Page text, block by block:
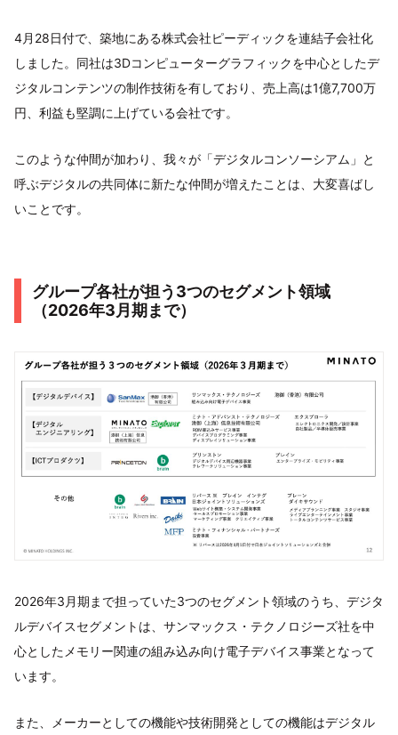
4月28日付で、築地にある株式会社ピーディックを連結子会社化
しました。同社は3Dコンピューターグラフィックを中心としたデ
ジタルコンテンツの制作技術を有しており、売上高は1億7,700万
円、利益も堅調に上げている会社です。
このような仲間が加わり、我々が「デジタルコンソーシアム」と
呼ぶデジタルの共同体に新たな仲間が増えたことは、大変喜ばし
いことです。
グループ各社が担う3つのセグメント領域
（2026年3月期まで）
2026年3月期まで担っていた3つのセグメント領域のうち、デジタ
ルデバイスセグメントは、サンマックス・テクノロジーズ社を中
心としたメモリー関連の組み込み向け電子デバイス事業となって
います。
また、メーカーとしての機能や技術開発としての機能はデジタル